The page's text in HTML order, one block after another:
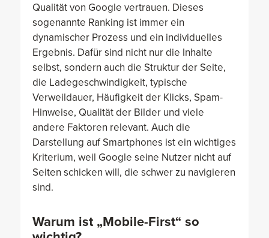
Qualität von Google vertrauen. Dieses
sogenannte Ranking ist immer ein
dynamischer Prozess und ein individuelles
Ergebnis. Dafür sind nicht nur die Inhalte
selbst, sondern auch die Struktur der Seite,
die Ladegeschwindigkeit, typische
Verweildauer, Häufigkeit der Klicks, Spam-
Hinweise, Qualität der Bilder und viele
andere Faktoren relevant. Auch die
Darstellung auf Smartphones ist ein wichtiges
Kriterium, weil Google seine Nutzer nicht auf
Seiten schicken will, die schwer zu navigieren
sind.
Warum ist „Mobile-First“ so